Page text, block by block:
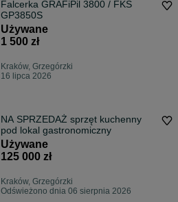
Falcerka GRAFiPil 3800 / FKS
GP3850S
Używane
1 500 zł
Kraków, Grzegórzki
16 lipca 2026
NA SPRZEDAŻ sprzęt kuchenny
pod lokal gastronomiczny
Używane
125 000 zł
Kraków, Grzegórzki
Odświeżono dnia 06 sierpnia 2026